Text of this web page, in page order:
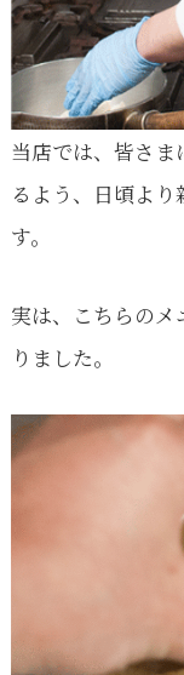
当店では、皆さ
るよう、日頃よ
す。
実は、こちらの
りました。